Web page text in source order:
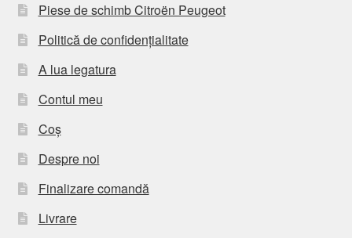
Piese de schimb Citroën Peugeot
Politică de confidențialitate
A lua legatura
Contul meu
Coș
Despre noi
Finalizare comandă
Livrare